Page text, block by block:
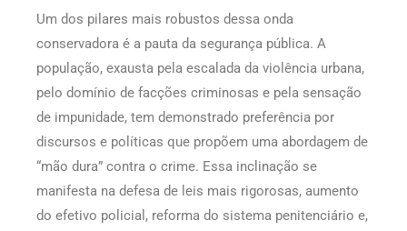
Um dos pilares mais robustos dessa onda
conservadora é a pauta da segurança pública. A
população, exausta pela escalada da violência urbana,
pelo domínio de facções criminosas e pela sensação
de impunidade, tem demonstrado preferência por
discursos e políticas que propõem uma abordagem de
“mão dura” contra o crime. Essa inclinação se
manifesta na defesa de leis mais rigorosas, aumento
do efetivo policial, reforma do sistema penitenciário e,